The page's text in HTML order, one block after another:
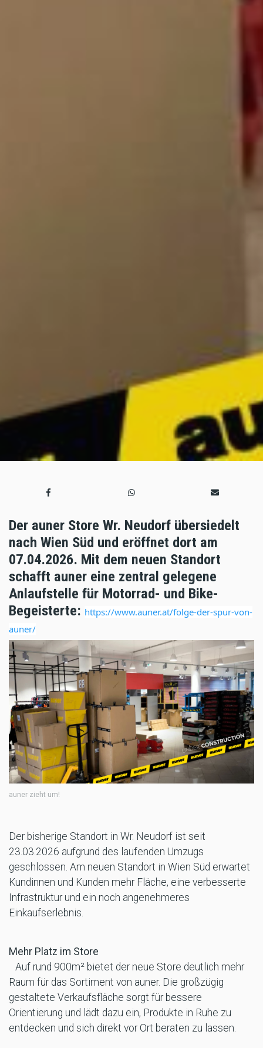
Der auner Store Wr. Neudorf übersiedelt
nach Wien Süd und eröffnet dort am
07.04.2026. Mit dem neuen Standort
schafft auner eine zentral gelegene
Anlaufstelle für Motorrad- und Bike-
Begeisterte: https://www.auner.at/folge-der-spur-von-
auner/
auner zieht um!
Der bisherige Standort in Wr. Neudorf ist seit
23.03.2026 aufgrund des laufenden Umzugs
geschlossen. Am neuen Standort in Wien Süd erwartet
Kundinnen und Kunden mehr Fläche, eine verbesserte
Infrastruktur und ein noch angenehmeres
Einkaufserlebnis.
Mehr Platz im Store
Auf rund 900m² bietet der neue Store deutlich mehr
Raum für das Sortiment von auner. Die großzügig
gestaltete Verkaufsfläche sorgt für bessere
Orientierung und lädt dazu ein, Produkte in Ruhe zu
entdecken und sich direkt vor Ort beraten zu lassen.